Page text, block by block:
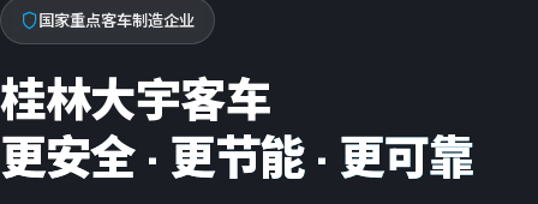
国家重点客车制造企业
桂林大宇客车
更安全 · 更节能 · 更可靠